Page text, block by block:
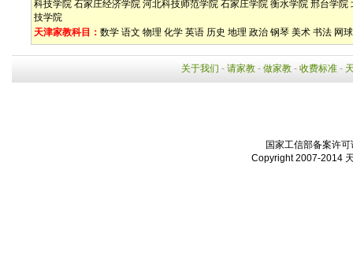
科技学院 石家庄经济学院 河北科技师范学院 石家庄学院 衡水学院 邢台学院
技学院
天津家教科目： 数学 语文 物理 化学 英语 历史 地理 政治 钢琴 美术 书法 网球
关于我们 - 请家教- 做家教- 收费标准-
国家工信部备案许
Copyright 2007-2014